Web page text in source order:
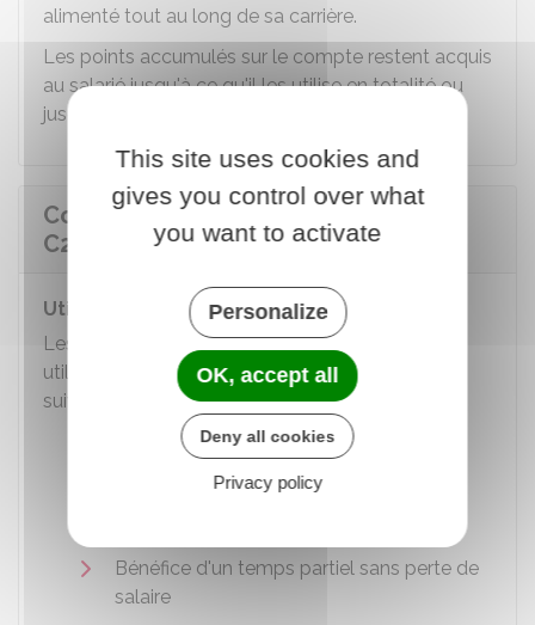
alimenté tout au long de sa carrière.
Les points accumulés sur le compte restent acquis
au salarié jusqu'à ce qu'il les utilise en totalité ou
jusqu'à son départ à la retraite.
Comment utiliser les points de son
C2P ?
Utilisation des points
Les points acquis par le salarié peuvent être
utilisés pour 1 ou plusieurs des situations
suivantes :
Départ en formation pour accéder à des
postes qui sont non exposés ou moins
exposés à des facteurs de risques
Bénéfice d'un temps partiel sans perte de
salaire
This site uses cookies and
gives you control over what
you want to activate
Personalize
OK, accept all
Deny all cookies
Privacy policy